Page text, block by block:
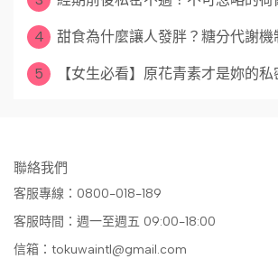
4 甜食為什麼讓人發胖？糖分代謝
5 【女生必看】原花青素才是妳的
聯絡我們
客服專線：0800-018-189
客服時間：週一至週五 09:00-18:00
信箱：tokuwaintl@gmail.com